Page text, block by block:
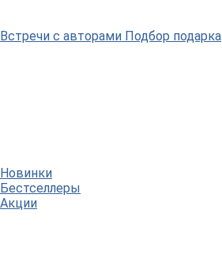
Встречи с авторами Подбор подарка
Новинки
Бестселлеры
Акции